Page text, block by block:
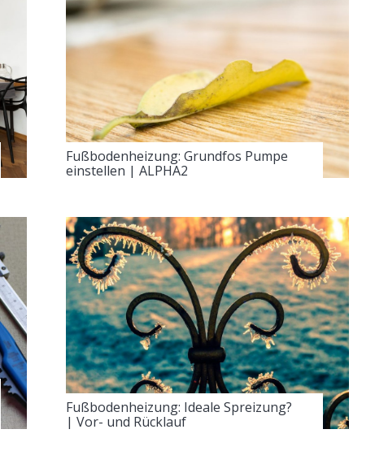
Fußbodenheizung: Grundfos Pumpe
einstellen | ALPHA2
Fußbodenheizung: Ideale Spreizung?
| Vor- und Rücklauf